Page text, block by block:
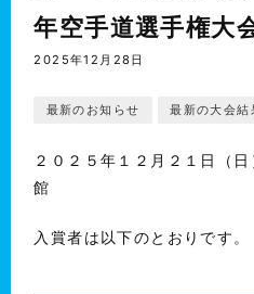
年空手道選手権大
2025年12月28日
最新のお知らせ 最新の大会結
２０２５年１２月２１日（
館
入賞者は以下のとおりです。